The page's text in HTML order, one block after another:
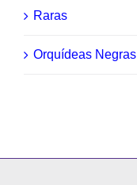
Raras
Orquídeas Negras